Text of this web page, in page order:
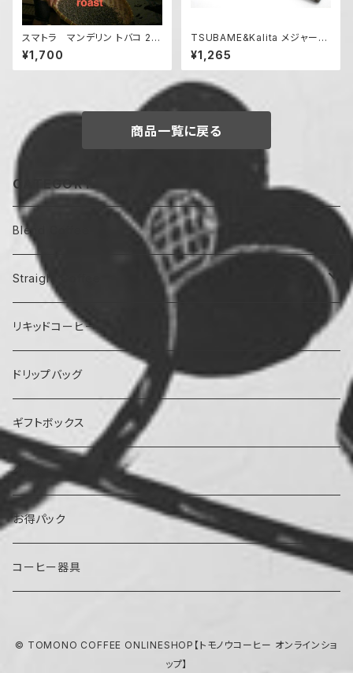
スマトラ マンデリン トバコ 20
0g
¥1,700
TSUBAME&Kalita メジャーカ
ップ ブラスト L
¥1,265
商品一覧に戻る
CATEGORY
Blend Coffee
中煎り
マイルド
中深煎り
ほろ苦
深煎り
ストロング
浅煎り
Straight Coffee
中煎り
マイルド
ほろ苦
中深煎り
ほろ苦
深煎り
浅煎り
リキッドコーヒー
ドリップバッグ
ギフトボックス
グッズ
お得パック
コーヒー器具
© TOMONO COFFEE ONLINESHOP【トモノウコーヒー オンラインショ
ップ】